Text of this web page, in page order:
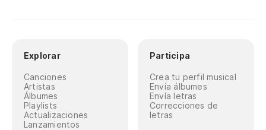
Explorar
Canciones
Artistas
Álbumes
Playlists
Actualizaciones
Lanzamientos
Participa
Crea tu perfil musical
Envía álbumes
Envía letras
Correcciones de
letras